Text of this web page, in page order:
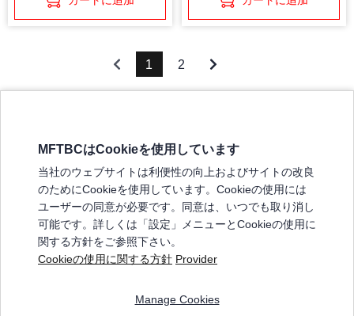
1 2
弊社の製品について
販売店リスト
よくある質問 / お問い合わせ
特定商取引法に基づく表記
三菱ふそうショップ_利用規約
MFTBCはCookieを使用しています
当社のウェブサイトは利便性の向上およびサイトの改良
のためにCookieを使用しています。Cookieの使用には
ユーザーの同意が必要です。同意は、いつでも取り消し
可能です。詳しくは「設定」メニューとCookieの使用に
関する方針をご参照下さい。
Cookieの使用に関する方針 Provider
Manage Cookies